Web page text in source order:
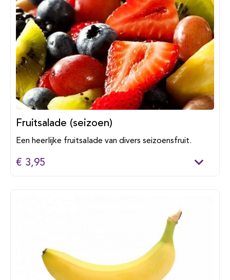
Fruitsalade (seizoen)
Een heerlijke fruitsalade van divers seizoensfruit.
€ 3,95